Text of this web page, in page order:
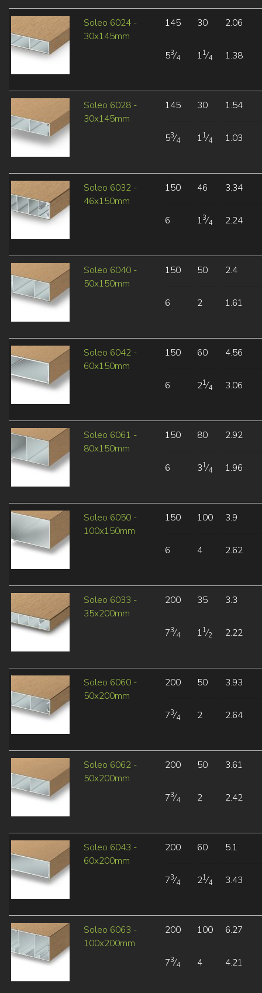
Soleo 6024 -
30x145mm
145
53⁄4
30
11⁄4
2.06
1.38
Soleo 6028 -
30x145mm
145
53⁄4
30
11⁄4
1.54
1.03
Soleo 6032 -
46x150mm
150
6
46
13⁄4
3.34
2.24
Soleo 6040 -
50x150mm
150
6
50
2
2.4
1.61
Soleo 6042 -
60x150mm
150
6
60
21⁄4
4.56
3.06
Soleo 6061 -
80x150mm
150
6
80
31⁄4
2.92
1.96
Soleo 6050 -
100x150mm
150
6
100
4
3.9
2.62
Soleo 6033 -
35x200mm
200
73⁄4
35
11⁄2
3.3
2.22
Soleo 6060 -
50x200mm
200
73⁄4
50
2
3.93
2.64
Soleo 6062 -
50x200mm
200
73⁄4
50
2
3.61
2.42
Soleo 6043 -
60x200mm
200
73⁄4
60
21⁄4
5.1
3.43
Soleo 6063 -
100x200mm
200
73⁄4
100
4
6.27
4.21